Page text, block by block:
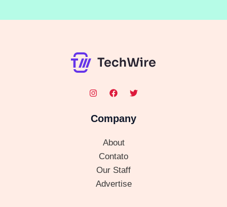
Company
About
Contato
Our Staff
Advertise